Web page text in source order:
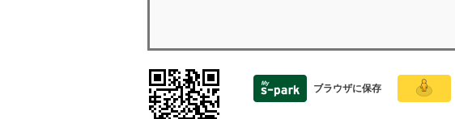
ブラウザに保存